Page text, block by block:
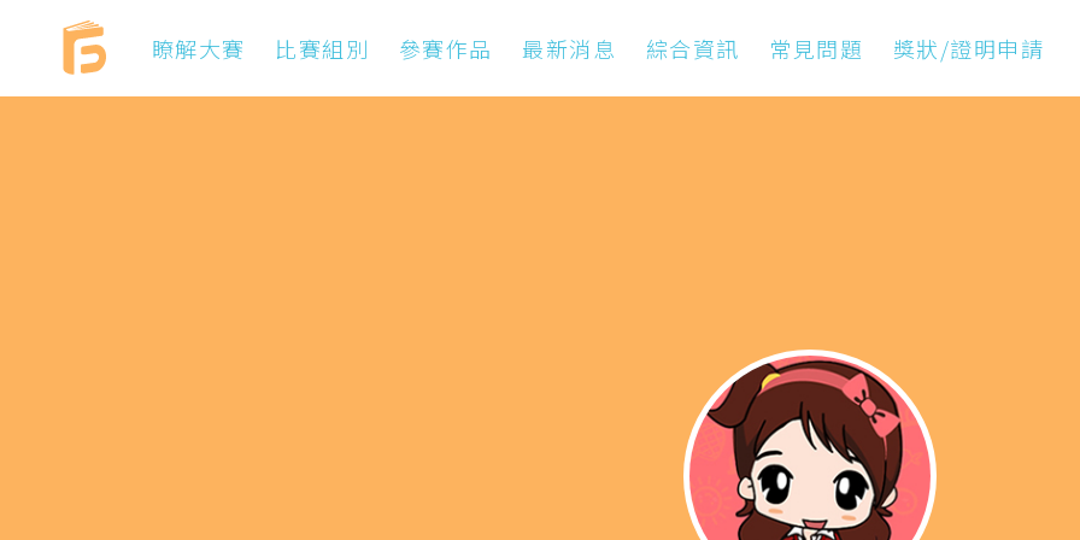
瞭解大賽 比賽組別 參賽作品 最新消息 綜合資訊 常見問題 獎狀/證明申請